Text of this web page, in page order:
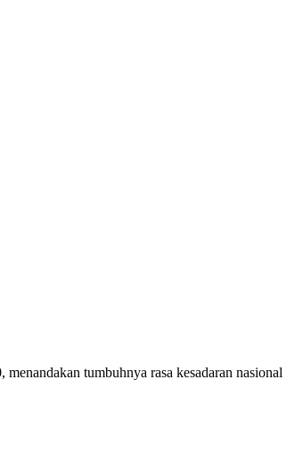
tumbuhnya rasa kesadaran nasional